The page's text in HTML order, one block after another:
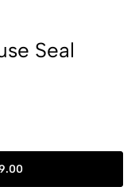
Seal